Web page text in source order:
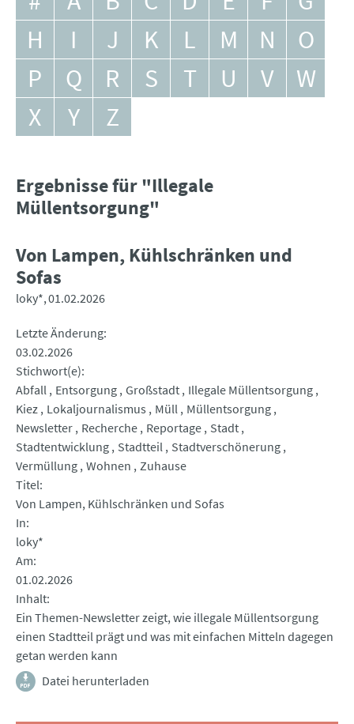
H
I J K L M N
O
P
Q R S T U V
W
X
Y Z
Ergebnisse für "Illegale
Müllentsorgung"
Von Lampen, Kühlschränken und
Sofas
loky* 01.02.2026
Letzte Änderung
03.02.2026
Stichwort(e)
Abfall Entsorgung Großstadt Illegale Müllentsorgung
Kiez Lokaljournalismus Müll Müllentsorgung
Newsletter Recherche Reportage Stadt
Stadtentwicklung Stadtteil Stadtverschönerung
Vermüllung Wohnen Zuhause
Titel
Von Lampen, Kühlschränken und Sofas
In
loky*
Am
01.02.2026
Inhalt
Ein Themen-Newsletter zeigt, wie illegale Müllentsorgung
einen Stadtteil prägt und was mit einfachen Mitteln dagegen
getan werden kann
Datei herunterladen